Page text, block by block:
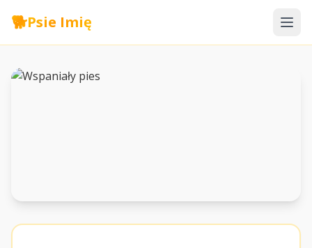
🐕Psie Imię